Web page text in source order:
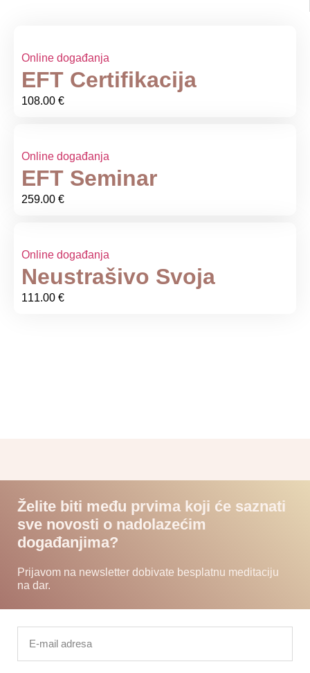
Online događanja
EFT Certifikacija
108.00 €
Online događanja
EFT Seminar
259.00 €
Online događanja
Neustrašivo Svoja
111.00 €
Želite biti među prvima koji će saznati
sve novosti o nadolazećim
događanjima?
Prijavom na newsletter dobivate besplatnu meditaciju
na dar.